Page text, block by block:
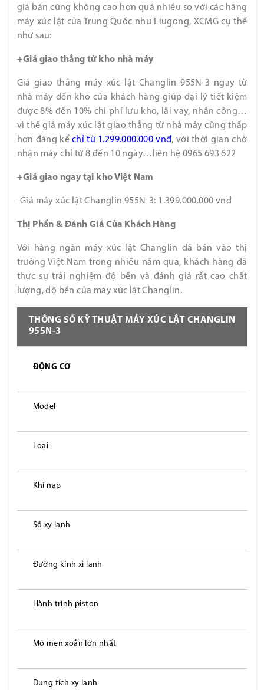
giá bán cũng không cao hơn quá nhiều so với các hãng
máy xúc lật của Trung Quốc như Liugong, XCMG cụ thể
như sau:
+Giá giao thẳng từ kho nhà máy
Giá giao thẳng máy xúc lật Changlin 955N-3 ngay từ
nhà máy đến kho của khách hàng giúp đại lý tiết kiệm
được 8% đến 10% chi phí lưu kho, lãi vay, nhân công…
vì thế giá máy xúc lật giao thẳng từ nhà máy cũng thấp
hơn đáng kểchỉ từ 1.299.000.000 vnđ, với thời gian chờ
nhận máy chỉ từ 8 đến 10 ngày… liên hệ 0965 693 622
+Giá giao ngay tại kho Việt Nam
-Giá máy xúc lật Changlin 955N-3: 1.399.000.000 vnđ
Thị Phần & Đánh Giá Của Khách Hàng
Với hàng ngàn máy xúc lật Changlin đã bán vào thị
trường Việt Nam trong nhiều năm qua, khách hàng đã
thực sự trải nghiệm độ bền và đánh giá rất cao chất
lượng, dộ bền của máy xúc lật Changlin.
THÔNG SỐ KỸ THUẬT MÁY XÚC LẬT CHANGLIN
955N-3
ĐỘNG CƠ
Model
Loại
Khí nạp
Số xy lanh
Đường kính xi lanh
Hành trình piston
Mô men xoắn lớn nhất
Dung tích xy lanh